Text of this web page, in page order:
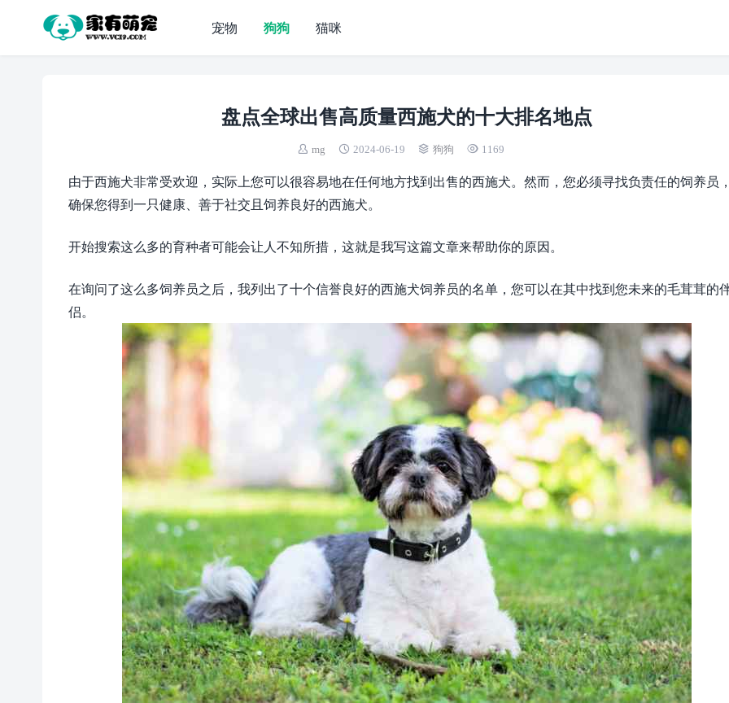
宠物 狗狗 猫咪
盘点全球出售高质量西施犬的十大排名地点
mg 2024-06-19 狗狗 1169
由于西施犬非常受欢迎，实际上您可以很容易地在任何地方找到出售的西施犬。然而，您必须寻找负责任的饲养员
确保您得到一只健康、善于社交且饲养良好的西施犬。
开始搜索这么多的育种者可能会让人不知所措，这就是我写这篇文章来帮助你的原因。
在询问了这么多饲养员之后，我列出了十个信誉良好的西施犬饲养员的名单，您可以在其中找到您未来的毛茸茸的
侣。